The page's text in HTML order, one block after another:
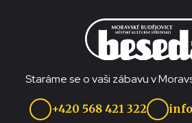
Staráme se o vaši zábavu v
+420 568 421 322